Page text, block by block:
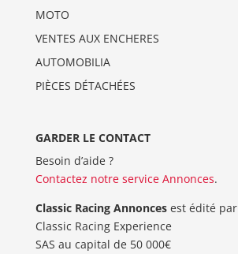
MOTO
VENTES AUX ENCHERES
AUTOMOBILIA
PIÈCES DÉTACHÉES
GARDER LE CONTACT
Besoin d’aide ?
Contactez notre service Annonces.
Classic Racing Annoncesest édité par
Classic Racing Experience
SAS au capital de 50 000€